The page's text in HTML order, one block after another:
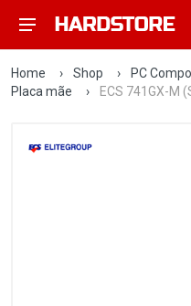
Home › Shop › PC
Placa mãe
› ECS 741GX-M